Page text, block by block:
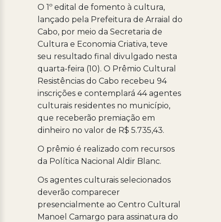
O 1º edital de fomento à cultura,
lançado pela Prefeitura de Arraial do
Cabo, por meio da Secretaria de
Cultura e Economia Criativa, teve
seu resultado final divulgado nesta
quarta-feira (10). O Prêmio Cultural
Resistências do Cabo recebeu 94
inscrições e contemplará 44 agentes
culturais residentes no município,
que receberão premiação em
dinheiro no valor de R$ 5.735,43.
O prêmio é realizado com recursos
da Política Nacional Aldir Blanc.
Os agentes culturais selecionados
deverão comparecer
presencialmente ao Centro Cultural
Manoel Camargo para assinatura do